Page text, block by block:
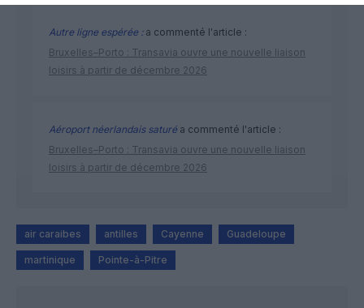
Autre ligne espérée :a commenté l'article :
Bruxelles–Porto : Transavia ouvre une nouvelle liaison
loisirs à partir de décembre 2026
Aéroport néerlandais saturéa commenté l'article :
Bruxelles–Porto : Transavia ouvre une nouvelle liaison
loisirs à partir de décembre 2026
air caraibes antilles Cayenne Guadeloupe
martinique Pointe-à-Pitre